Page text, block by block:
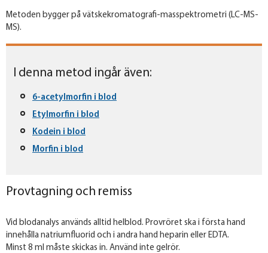
Metoden bygger på vätskekromatografi-masspektrometri (LC-MS-
MS).
I denna metod ingår även:
6-acetylmorfin i blod
Etylmorfin i blod
Kodein i blod
Morfin i blod
Provtagning och remiss
Vid blodanalys används alltid helblod. Provröret ska i första hand
innehålla natriumfluorid och i andra hand heparin eller EDTA.
Minst 8 ml måste skickas in. Använd inte gelrör.